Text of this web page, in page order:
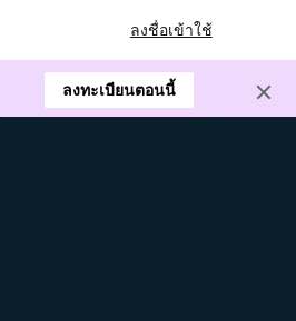
ลงชื่อเข้าใช้
ลงทะเบียนตอนนี้